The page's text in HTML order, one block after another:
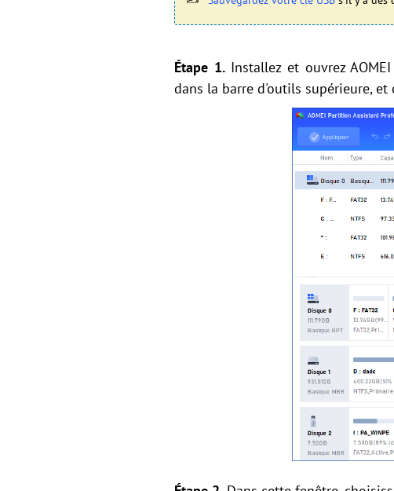
Étape 1.Installez et ouvrez
dans la barre d'outils supérieure, et